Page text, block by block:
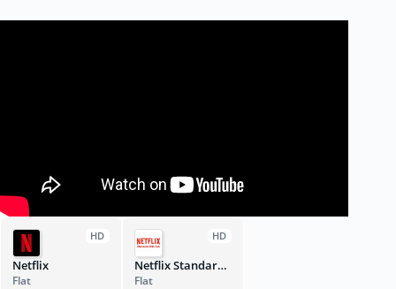
HD
Netflix
Flat
HD
Netflix Standard with Ads
Flat